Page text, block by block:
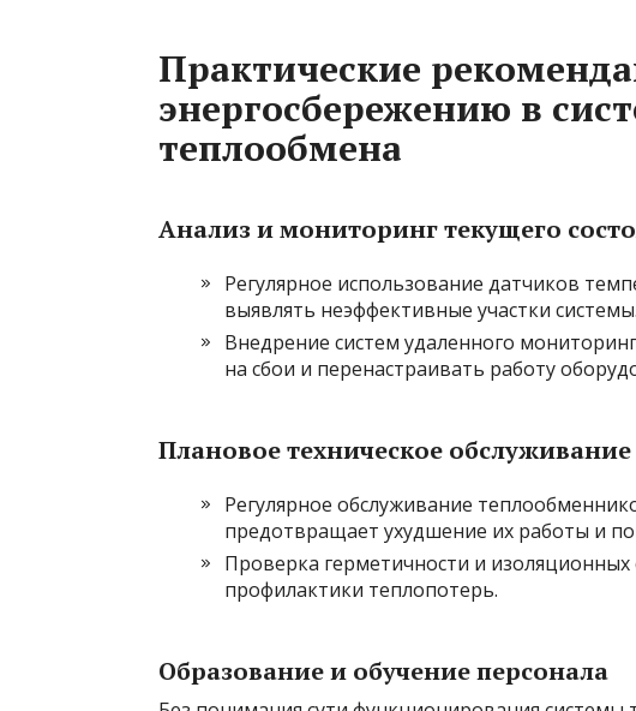
Практические
энергосбережению в
теплообмена
Анализ и мониторинг текущего
Регулярное использование датчиков
выявлять неэффективные участки системы.
Внедрение систем удаленного
на сбои и перенастраивать работу
Плановое техническое обслуживание
Регулярное обслуживание
предотвращает ухудшение их работы и
Проверка герметичности и
профилактики теплопотерь.
Образование и обучение персонала